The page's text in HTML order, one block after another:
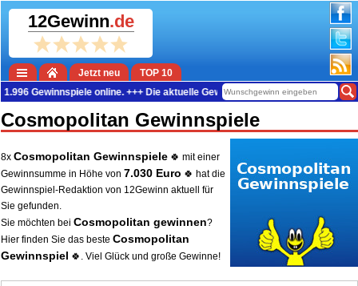
12Gewinn.de
Jetzt neu
TOP 10
online. +++ Die aktuelle Gewinn-Summe beträgt 39.169.251
Cosmopolitan Gewinnspiele
8x Cosmopolitan Gewinnspiele 🍀 mit einer
Gewinnsumme in Höhe von 7.030 Euro 🍀 hat die
Gewinnspiel-Redaktion von 12Gewinn aktuell für
Sie gefunden.
Sie möchten bei Cosmopolitan gewinnen?
Hier finden Sie das beste Cosmopolitan
Gewinnspiel 🍀. Viel Glück und große Gewinne!